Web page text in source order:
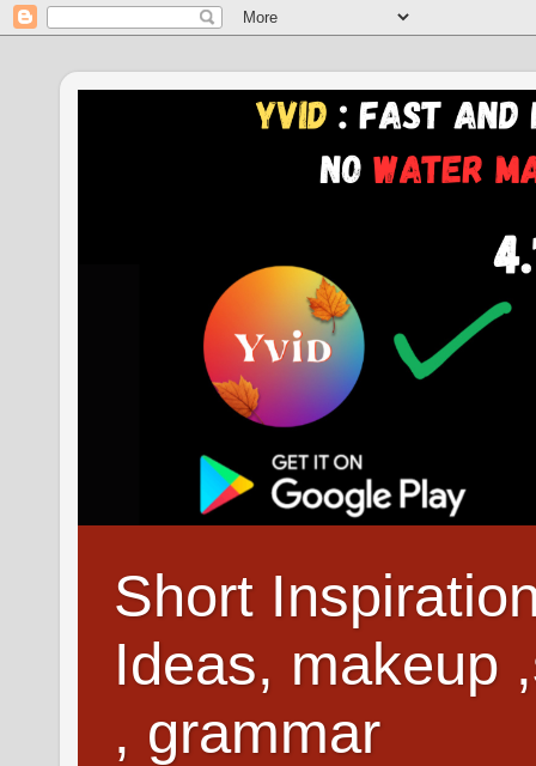
Short
Ideas, makeup
, grammar